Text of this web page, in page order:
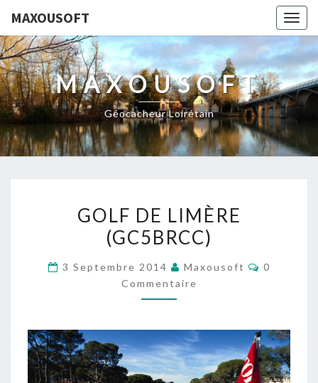
MAXOUSOFT
MAXOUSOFT
Géocacheur Loirétain
DE
LIMÈRE
GOLF DE LIMÈRE
(GC5BRCC)
3 Septembre 2014 Maxousoft
0
Commentaire